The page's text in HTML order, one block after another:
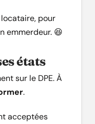
pour
emmerdeur. 😆
états
sur le DPE. À
.
acceptées